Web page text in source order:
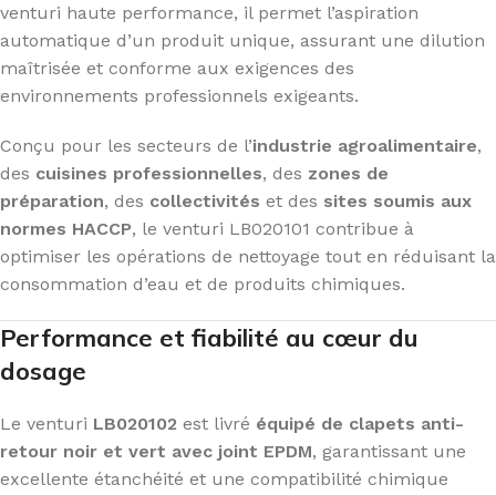
venturi haute performance, il permet l’aspiration
automatique d’un produit unique, assurant une dilution
maîtrisée et conforme aux exigences des
environnements professionnels exigeants.
Conçu pour les secteurs de l’industrie agroalimentaire,
des cuisines professionnelles, des zones de
préparation, des collectivités et des sites soumis aux
normes HACCP, le venturi LB020101 contribue à
optimiser les opérations de nettoyage tout en réduisant la
consommation d’eau et de produits chimiques.
Performance et fiabilité au cœur du
dosage
Le venturi LB020102 est livré équipé de clapets anti-
retour noir et vert avec joint EPDM, garantissant une
excellente étanchéité et une compatibilité chimique